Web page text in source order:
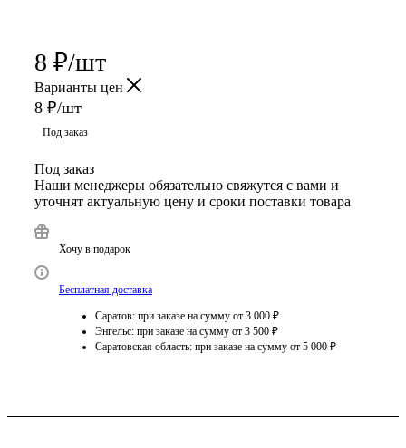
8 ₽/шт
Варианты цен
8 ₽/шт
Под заказ
Под заказ
Наши менеджеры обязательно свяжутся с вами и
уточнят актуальную цену и сроки поставки товара
Хочу в подарок
Бесплатная доставка
Саратов: при заказе на сумму от 3 000 ₽
Энгельс: при заказе на сумму от 3 500 ₽
Саратовская область: при заказе на сумму от 5 000 ₽